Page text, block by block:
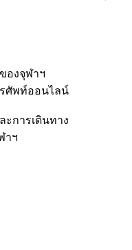
องจุฬาฯ
ศัพท์ออนไลน์
ะการเดินทาง
าฯ